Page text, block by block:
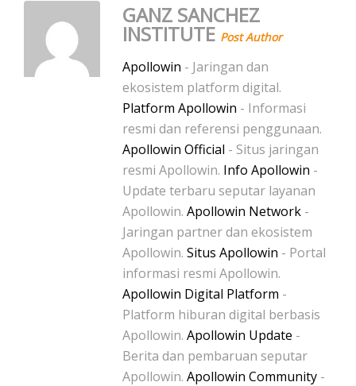
GANZ SANCHEZ
INSTITUTE Post Author
Apollowin - Jaringan dan
ekosistem platform digital.
Platform Apollowin - Informasi
resmi dan referensi penggunaan.
Apollowin Official - Situs jaringan
resmi Apollowin. Info Apollowin -
Update terbaru seputar layanan
Apollowin. Apollowin Network -
Jaringan partner dan ekosistem
Apollowin. Situs Apollowin - Portal
informasi resmi Apollowin.
Apollowin Digital Platform -
Platform hiburan digital berbasis
Apollowin. Apollowin Update -
Berita dan pembaruan seputar
Apollowin. Apollowin Community -